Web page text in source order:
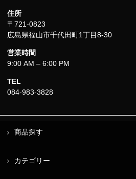
住所
〒721-0823
広島県福山市千代田町1丁目8-30
営業時間
9:00 AM – 6:00 PM
TEL
084-983-3828
商品探す
カテゴリー